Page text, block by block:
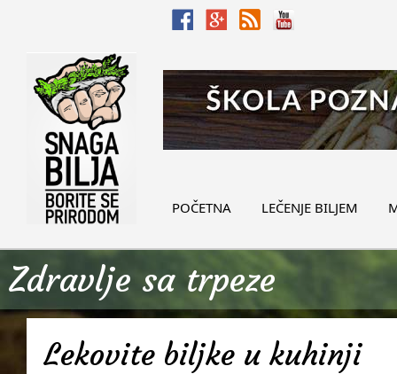
POČETNA LEČENJE BILJEM
Zdravlje sa trpeze
Lekovite biljke u kuhinji